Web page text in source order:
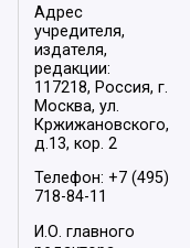
Адрес
учредителя,
издателя,
редакции:
117218, Россия, г.
Москва, ул.
Кржижановского,
д.13, кор. 2
Телефон: +7 (495)
718-84-11
И.О. главного